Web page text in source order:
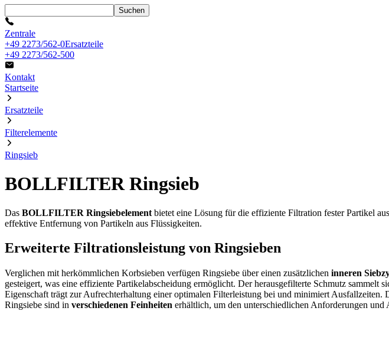
Suchen
Zentrale
+49 2273/562-0Ersatzteile
+49 2273/562-500
Kontakt
Startseite
Ersatzteile
Filterelemente
Ringsieb
BOLLFILTER Ringsieb
Das BOLLFILTER Ringsiebelement bietet eine Lösung für die effiziente Filtration fester Partikel
effektive Entfernung von Partikeln aus Flüssigkeiten.
Erweiterte Filtrationsleistung von Ringsieben
Verglichen mit herkömmlichen Korbsieben verfügen Ringsiebe über einen zusätzlichen inneren
gesteigert, was eine effiziente Partikelabscheidung ermöglicht. Der herausgefilterte Schmutz
Eigenschaft trägt zur Aufrechterhaltung einer optimalen Filterleistung bei und minimiert Ausfallzeiten.
Ringsiebe sind in verschiedenen Feinheiten erhältlich, um den unterschiedlichen Anforderungen und